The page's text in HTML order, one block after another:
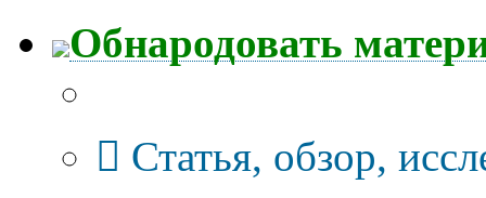
Обнародовать
Статья, обзор,